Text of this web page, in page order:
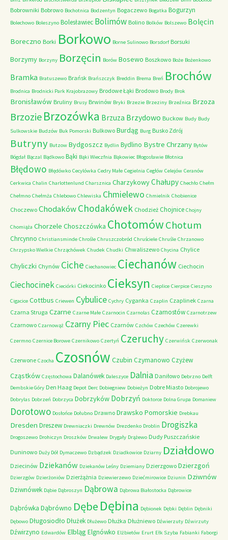
Bobrowniki Bobrowo Bochotnica Bodzentyn Bogaczewo Bogatka Bogurzyn
Bolechowo Boleszyno Bolesławiec Bolimów Bolino Bolków Bolszewo Bolęcin
Boreczno Borki Borkowo Borne Sulinowo Borsdorf Borsuki
Borzymy Borzyny Borzęcin Borów Bosewo Boszkowo Boże Bożenkowo
Bramka Bratuszewo Brańsk Brańszczyk Breddin Brema Breń Brochów
Brodnica Brodnicki Park Krajobrazowy Brodowe Łąki Brodowo Brody Brok
Bronisławów Bruliny Brusy Brwinów Bryki Brzezie Brzeziny Brzeźnica Brzoza
Brzozie Brzozówka Brzuza Brzydowo Buckow Budy Budy
Sulkowskie Budzów Buk Pomorski Bulkowo Burdąg Burg Busko Zdrój
Butryny Butzow Bydgoszcz Bydlin Bydlino Bystre Chrzany Bytów
Bógdał Bączal Bądkowo Bąki Bąki Wieczfnia Bąkowiec Błogosławie Błotnica
Błędowo Błędówko Cecylówka Cedry Małe Cegielnia Cegłów Celejów Ceranów
Cerkwica Chalin Charlottenlund Charsznica CharzykowyChałupy Chechło Chełm
Chełmno Chełmża Chlebowo Chlewiska Chmielewo Chmielnik Chobienice
Choczewo ChodakówChodakówek Chodzież Chojnice Chojny
Chomiąża Chorzele Choszczówka ChotomówChotum
Chrcynno Christiansminde Chrośle Chruszczobród Chruściele Chruśle Chrzanowo
Chrzypsko Wielkie Chrząchówek Chudek Chudki Chwaliszewo Chycina Chylice
Chyliczki Chynów Ciche Ciechanowiec Ciechanów Ciechocin
Ciechocinek Cieciórki Ciekocinko Cieksyn Cieplice Cierpice Cieszyno
Cigacice Cottbus Criewen Cybulice Cychry Cyganka Czaplin Czaplinek Czarna
Czarna Struga Czarne Czarne Małe Czarnocin Czarnolas Czarnostów Czarnotrzew
Czarnowo Czarnowąż Czarny Piec Czarnów Czchów Czechów Czerewki
Czermno Czernice Borowe Czernikowo Czertyń Czeruchy Czerwińsk Czerwonak
Czerwone Czocha Czosnów Czubin Czymanowo Czyżew
Cząstków Częstochowa Dalanówek Daleszyce Dalnia Daniłowo Debrzno Delft
Dembskie Góry Den Haag Depot Derc Dobiegniew Dobieżyn Dobre Miasto Dobrojewo
Dobrylas Dobrzeń Dobrzyca Dobrzyków Dobrzyń Doktorce Dolna Grupa Domaniew
Dorotowo Dosłońce Dołubno Drawno Drawsko Pomorskie Drebkau
Dresden Dreszew Drewniaczki Drewnów Drezdenko Droblin Drogiszka
Drogoszewo Drohiczyn Droszków Drwalew Drygały Drążewo Dudy Puszczańskie
Duninowo Duży Dół Dymaczewo Dzbądzek Dziadkowice Dziarny Działdowo
Dziecinów Dziekanów Dziekanów Leśny Dziemiany Dzierzgowo Dzierzgoń
Dzierzgów Dzierżoniów Dzierżążnia Dziewierzewo Dziećmirowice Dziunin Dziwnów
Dziwnówek Dąbie Dąbroszyn Dąbrowa Dąbrowa Białostocka Dąbrowice
Dąbrówka Dąbrówno Dębe Dębina Dębionek Dębki Dęblin Dębniki
Dębowo Długosiodło Dłużek Dłużewo Dłużka Dłużniewo Dźwierzuty Dźwirzuty
Dźwirzyno Edwardów Elbląg Elgnówko Elżbietów Erurt Ełk Szyba Fabianki Faborgi